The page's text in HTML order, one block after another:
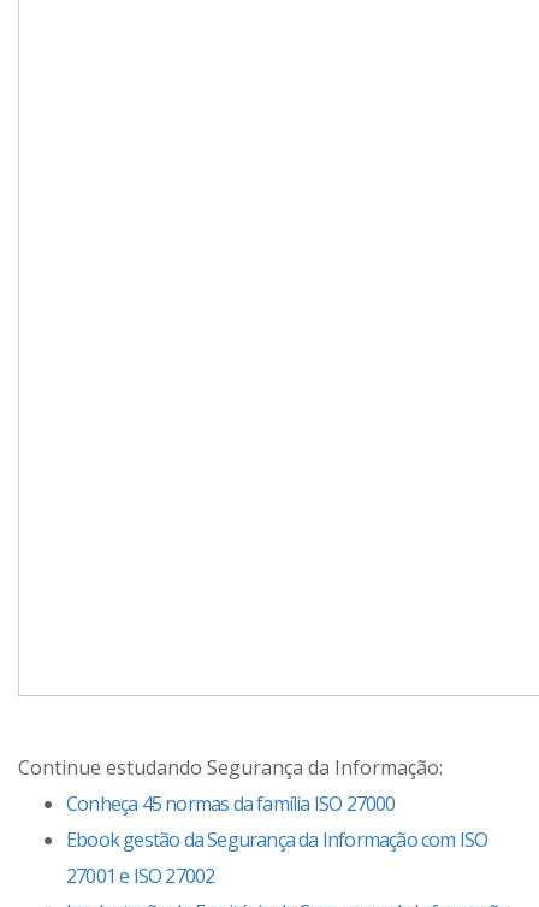
Continue estudando Segurança da Informação:
Conheça 45 normas da família ISO 27000
Ebook gestão da Segurança da Informação com ISO
27001 e ISO 27002